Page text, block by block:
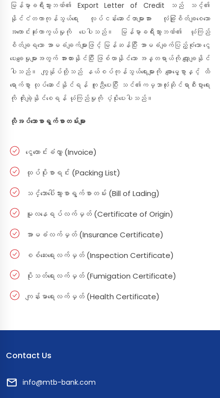
မြန်မာ့ခရီးသွားဘဏ်၏ Export Letter of Credit သည် သင့်၏
နိုင်ငံတကာကုန်သွယ်ရေး လုပ်ငန်းဆောင်တာများအား လုံခြုံစိတ်ချစေသော
အကောင်းဆုံးကာကွယ်မှုကို ပေးပါသည်။ မြန်မာ့ခရီးသွားဘဏ်၏ ယုံကြည်
စိတ်ချရသော အာမခံချက်များဖြင့် မြန်ဆန်ပြီး အာမခံချက်ပြည့်စုံသော ငွေ
ပေးချေမှုများအတွက် အားထားနိုင်ပြီး ဖြစ်လာနိုင်သော အန္တရာယ်ကို လျှော့ချနိုင်
ပါသည်။ ကျွန်ုပ်တို့သည် နယ်စပ်ကုန်သွယ်ရေးများကို ချောမွေ့စွာနှင့် ထိ
ရောက်စွာ လုပ်ဆောင်နိုင်ရန် ကူညီပေးပြီး သင်၏ကမ္ဘာလုံးဆိုင်ရာစီးပွားရေး
ကို တိုးချဲ့နိုင်စေရန် ယုံကြည်မှုကို ပံ့ပိုးပေးပါသည်။
လိုအပ်သောစာရွက်စာတမ်းများ
ငွေတောင်းခံလွှာ (Invoice)
ထုပ်ပိုးစာရင်း (Packing List)
သင်္ဘောပေါ်သွားစာရွက်စာတမ်း (Bill of Lading)
မူလနေရပ်လက်မှတ် (Certificate of Origin)
အာမခံလက်မှတ် (Insurance Certificate)
စစ်ဆေးရေးလက်မှတ် (Inspection Certificate)
ပိုးသတ်ရေးလက်မှတ် (Fumigation Certificate)
ကျန်းမာရေးလက်မှတ် (Health Certificate)
Contact Us
info@mtb-bank.com